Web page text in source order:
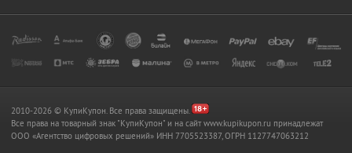
2010-2026 © КупиКупон. Все права защищены.
Все права на товарный знак "КупиКупон" и на сайт www.kupikupon.ru принадлежат
OOO «Агентство цифровых решений» ИНН 7705523387, ОГРН 1127747063212